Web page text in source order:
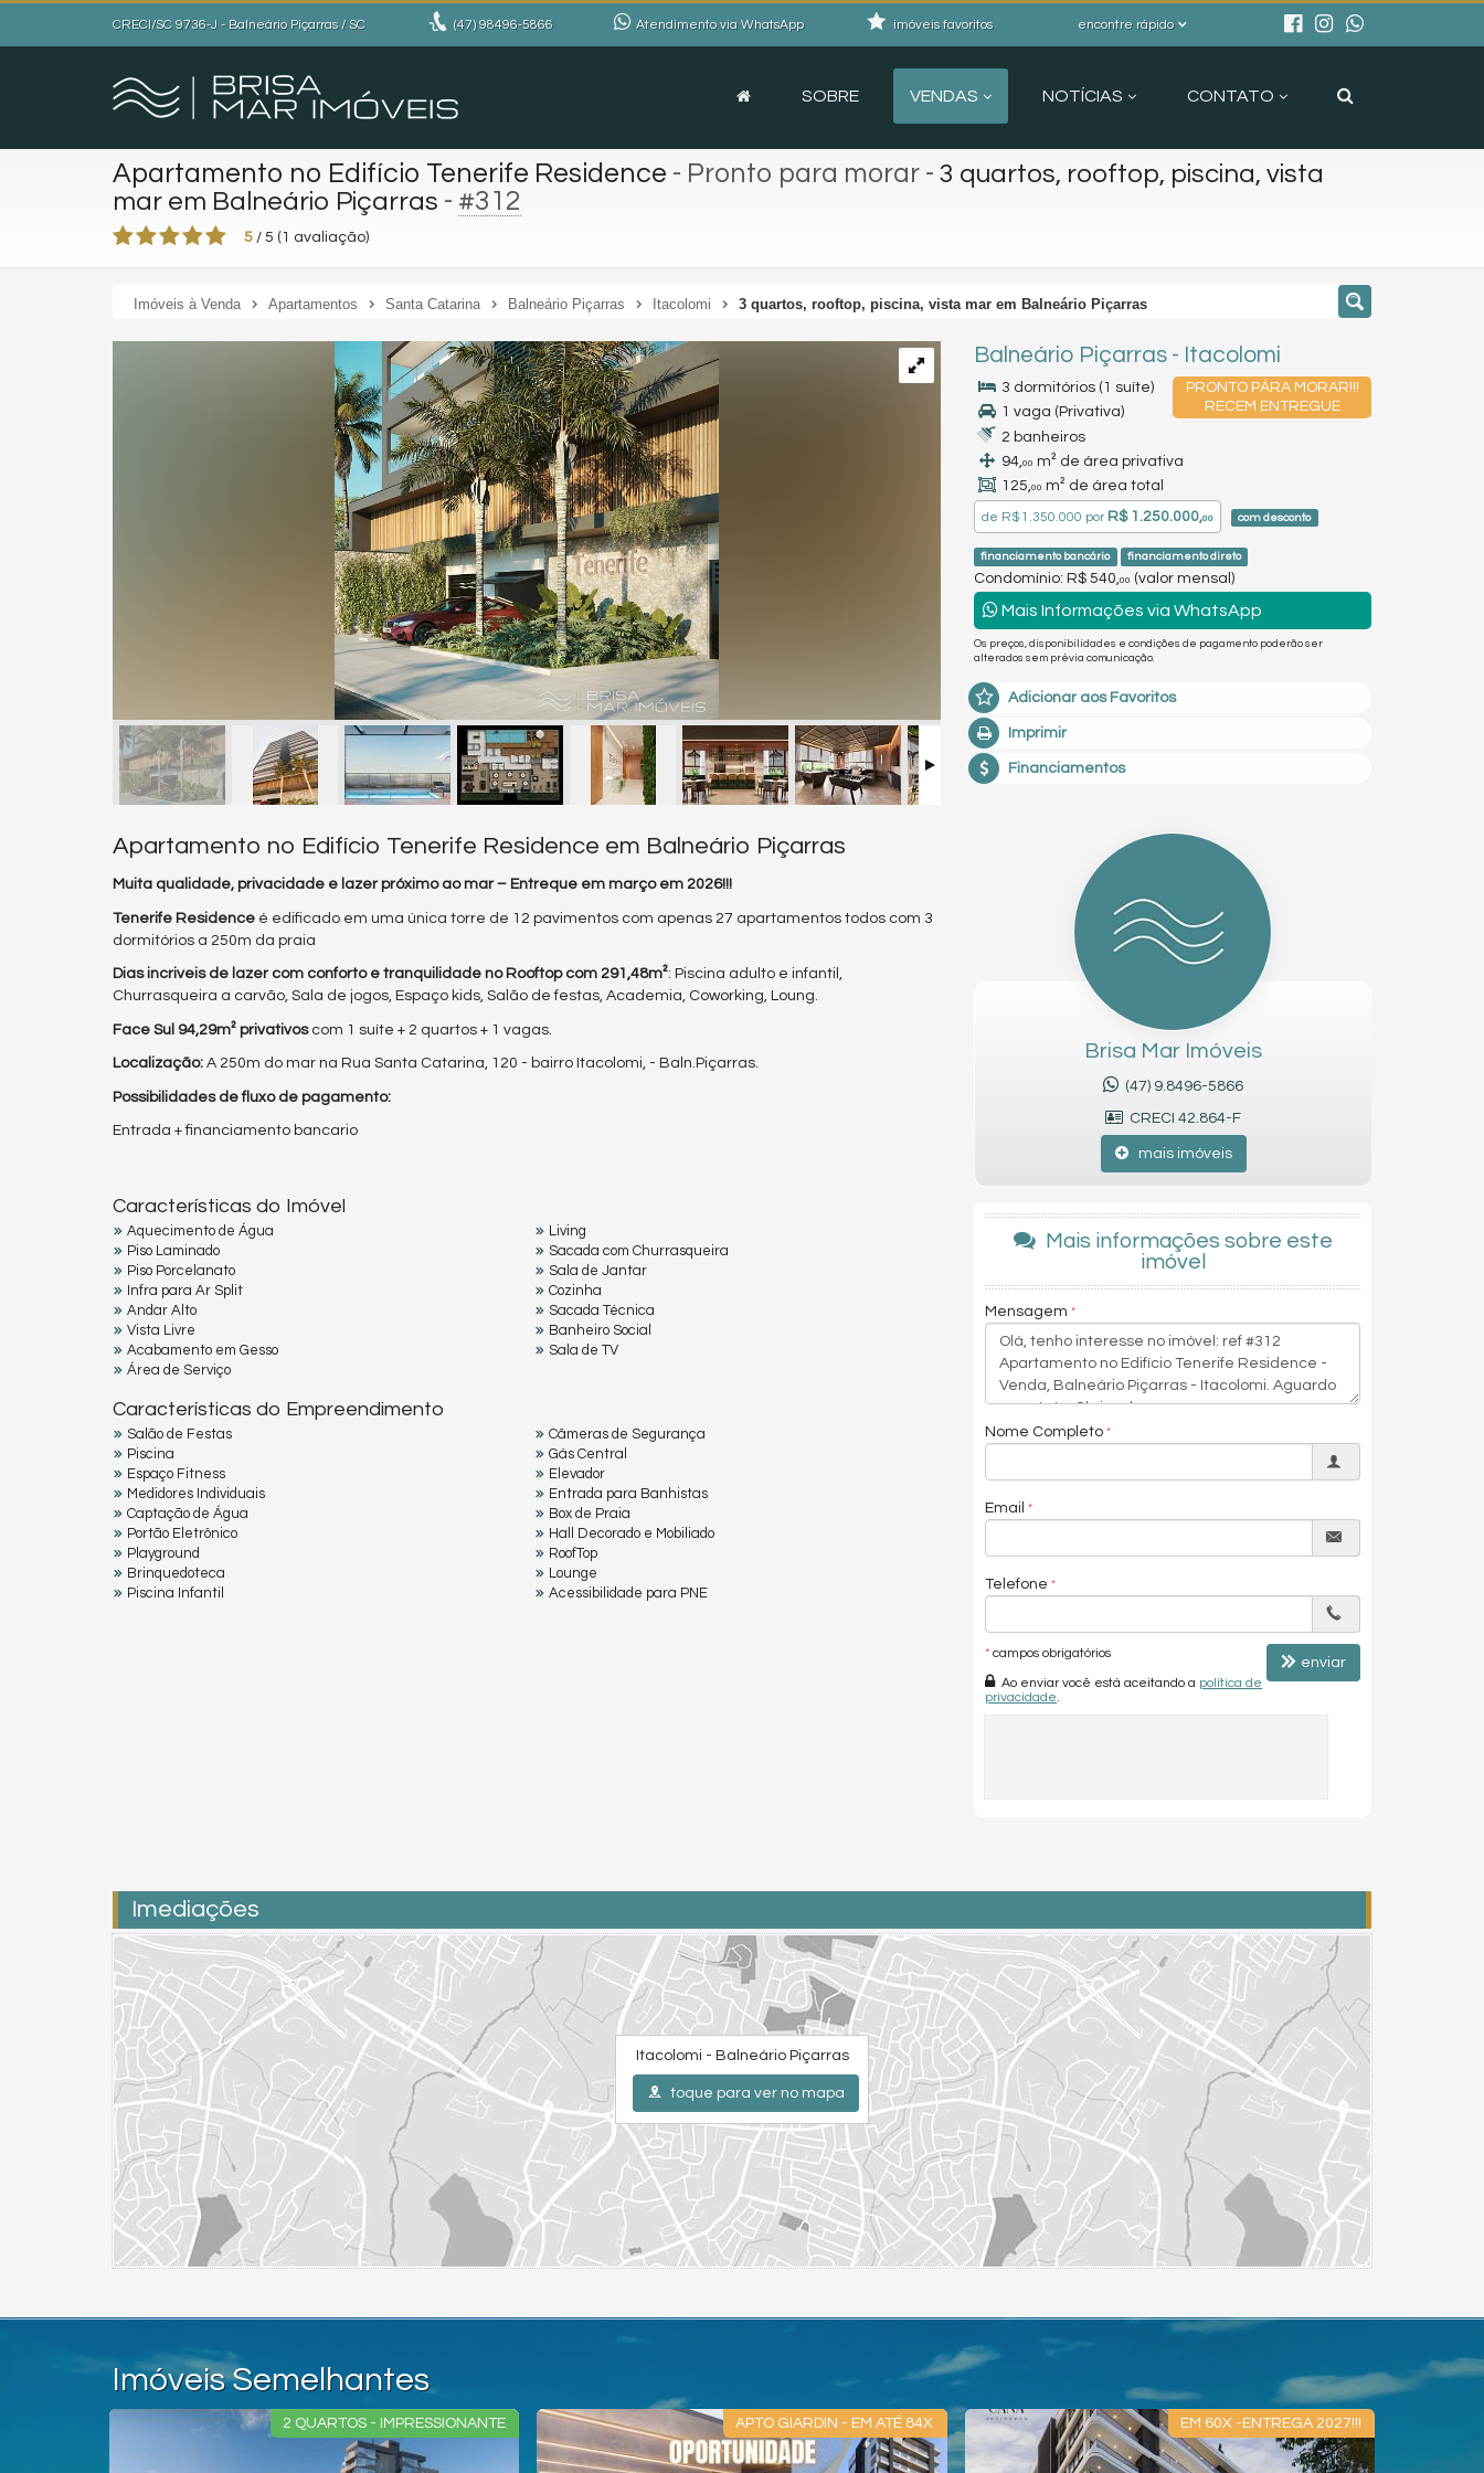
CRECI/SC 9736-J - Balneário Piçarras / SC (47)98496-5866 Atendimento via WhatsApp encontre rápido
imóveis favoritos
SOBRE VENDAS NOTÍCIAS CONTATO
Apartamento no Edifício Tenerife Residence - Pronto para morar - 3 quartos, rooftop, piscina, vista
mar em Balneário Piçarras - #312
5 / 5 ( 1 avaliação)
Imóveis à Venda Apartamentos Santa Catarina Balneário Piçarras Itacolomi 3 quartos, rooftop, piscina, vista mar em Balneário Piçarras
Balneário Piçarras - Itacolomi
PRONTO PÁRA MORAR!!!
RECEM ENTREGUE
3 dormitórios (1 suíte)
1 vaga (Privativa)
2 banheiros
94,00 m² de área privativa
125,00 m² de área total
de R$ 1.350.000 porR$ 1.250.000,00 com desconto
financiamento bancário financiamento direto
Condomínio: R$ 540, 00 (valor mensal)
Mais Informações via WhatsApp
Os preços, disponibilidades e condições de pagamento poderão ser
alterados sem prévia comunicação.
Adicionar aos Favoritos
Imprimir
Financiamentos
Apartamento no Edifício Tenerife Residence em Balneário Piçarras
Muita qualidade, privacidade e lazer próximo ao mar – Entreque em março em 2026!!!
Tenerife Residence é edificado em uma única torre de 12 pavimentos com apenas 27 apartamentos todos com 3
dormitórios a 250m da praia
Dias incriveis de lazer com conforto e tranquilidade no Rooftop com 291,48m²: Piscina adulto e infantil,
Churrasqueira a carvão, Sala de jogos, Espaço kids, Salão de festas, Academia, Coworking, Loung.
Face Sul 94,29m² privativos com 1 suíte + 2 quartos + 1 vagas.
Localização: A 250m do mar na Rua Santa Catarina, 120 - bairro Itacolomi, - Baln.Piçarras.
Possibilidades de fluxo de pagamento:
Entrada + financiamento bancario
Características do Imóvel
Aquecimento de Água
Piso Laminado
Piso Porcelanato
Infra para Ar Split
Andar Alto
Vista Livre
Acabamento em Gesso
Área de Serviço
Living
Sacada com Churrasqueira
Sala de Jantar
Cozinha
Sacada Técnica
Banheiro Social
Sala de TV
Características do Empreendimento
Salão de Festas
Piscina
Espaço Fitness
Medidores Individuais
Captação de Água
Portão Eletrônico
Playground
Brinquedoteca
Piscina Infantil
Câmeras de Segurança
Gás Central
Elevador
Entrada para Banhistas
Box de Praia
Hall Decorado e Mobiliado
RoofTop
Lounge
Acessibilidade para PNE
Brisa Mar Imóveis
(47) 9.8496-5866
CRECI 42.864-F
mais imóveis
Mais informações sobre este
imóvel
Mensagem
Nome Completo
Email
Telefone
* campos obrigatórios
Ao enviar você está aceitando a política de
privacidade
enviar
Imediações
Itacolomi - Balneário Piçarras
toque para ver no mapa
Imóveis Semelhantes
2 QUARTOS - IMPRESSIONANTE APTO GIARDIN - EM ATÉ 84X EM 60X -ENTREGA 2027!!!